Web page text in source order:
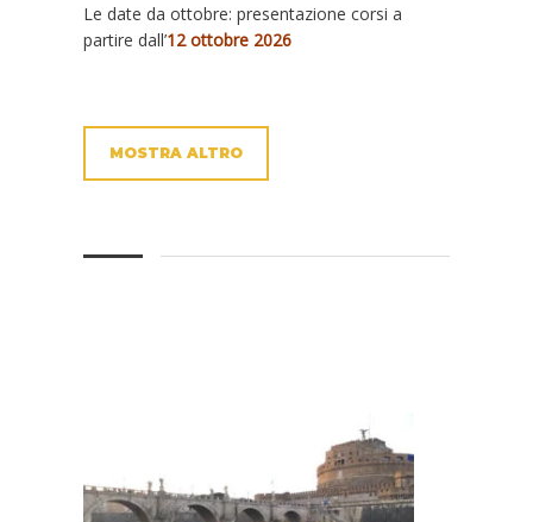
Le date da ottobre: presentazione corsi a
partire dall’12 ottobre 2026
MOSTRA ALTRO